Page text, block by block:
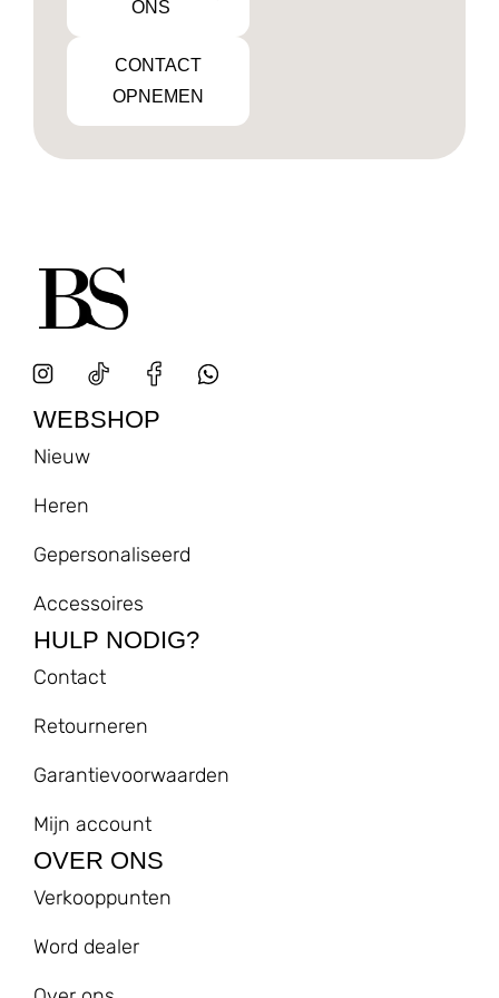
ONS
CONTACT
OPNEMEN
WEBSHOP
Nieuw
Heren
Gepersonaliseerd
Accessoires
HULP NODIG?
Contact
Retourneren
Garantievoorwaarden
Mijn account
OVER ONS
Verkooppunten
Word dealer